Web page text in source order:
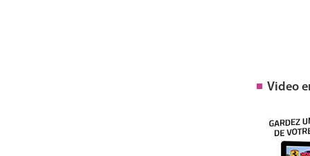
Video